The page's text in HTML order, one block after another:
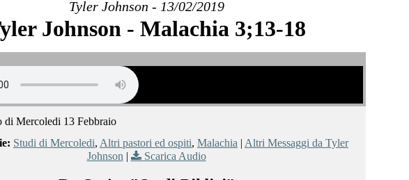
Tyler Johnson - 13/02/2019
Johnson - Malachia 3;13-18
di Mercoledi 13 Febbraio
Studi di Mercoledi, Altri pastori ed ospiti, Malachia | Altri Messaggi da Tyler
Johnson | Scarica Audio